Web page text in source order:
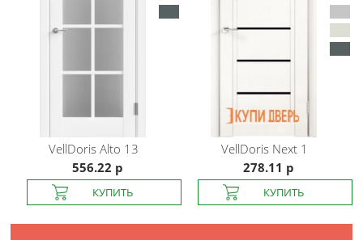
VellDoris Alto 13
556.22 р
VellDoris Next 1
278.11 р